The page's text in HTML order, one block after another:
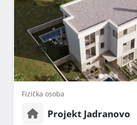
Fizička osoba
Projekt Jadranovo